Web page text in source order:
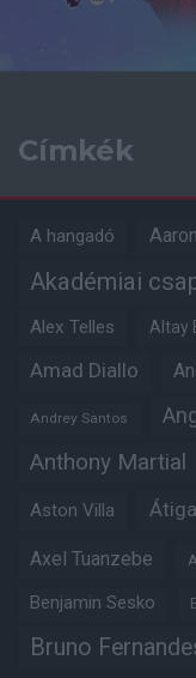
Címkék
A hangadó
Akadémiai
Alex Telles Altay
Amad Diallo
Andrey Santos
Anthony Martial
Aston Villa
Axel Tuanzebe
Benjamin Sesko
Bruno